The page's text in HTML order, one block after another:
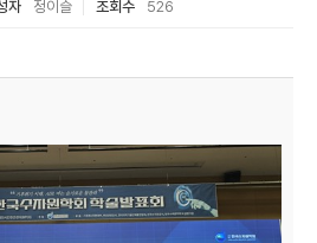
자 정이슬 조회수 526